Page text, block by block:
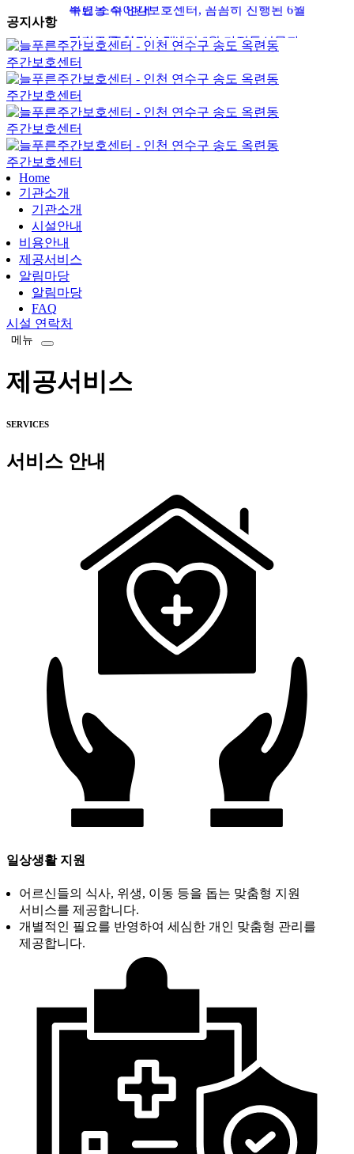
공지사항
프로그램 일정표 공지
옥련동 주간보호센터, 늘푸른주간보호센터의
5월 소식
옥련동 주야간보호센터, 4월 정기 소독 현장
소개
인천 송도역 주간보호센터,
늘푸른주간보호센터의 4월 소식
옥련동 주간보호센터 어르신 곁을 지키는
연수구 늘푸른주간보호센터 가정통신문 3월
소식 및 일정 안내
늘푸른주간보호센터 어르신 일상을 실시간으로
확인하세요
늘푸른주간보호센터 설 연휴 운영 안내
주요 소식 안내
옥련동 주야간보호센터, 꼼꼼히 진행된 6월
5월 소식
옥련동 주야간보호센터, 4월 정기 소독 현장
인천 송도역 주간보호센터,
늘푸른주간보호센터의 4월 소식
옥련동 주간보호센터 어르신 곁을 지키는
응급처치 교육
연수구 늘푸른주간보호센터의 3월 소식 안내
연수구 늘푸른주간보호센터 가정통신문 3월
소식 및 일정 안내
늘푸른주간보호센터 어르신 일상을 실시간으로
늘푸른주간보호센터 설 연휴 운영 안내
Home
기관소개
기관소개
시설안내
비용안내
제공서비스
알림마당
알림마당
FAQ
시설 연락처
메뉴
제공서비스
SERVICES
서비스 안내
일상생활 지원
어르신들의 식사, 위생, 이동 등을 돕는 맞춤형 지원
서비스를 제공합니다.
개별적인 필요를 반영하여 세심한 개인 맞춤형 관리를
제공합니다.